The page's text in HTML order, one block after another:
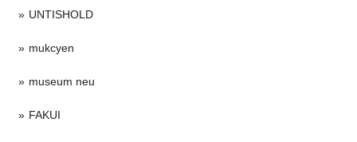
UNTISHOLD
mukcyen
museum neu
FAKUI